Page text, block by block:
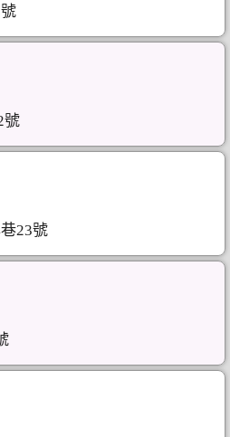
號
23號